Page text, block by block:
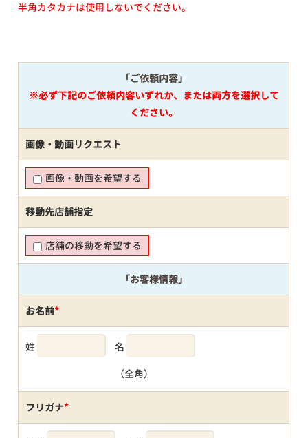
半角カタカナは使用しないでください。
「ご依頼内容」
※必ず下記のご依頼内容いずれか、または両方を選択して
ください。
画像・動画リクエスト
画像・動画を希望する
移動先店舗指定
店舗の移動を希望する
「お客様情報」
お名前*
姓 名
（全角）
フリガナ*